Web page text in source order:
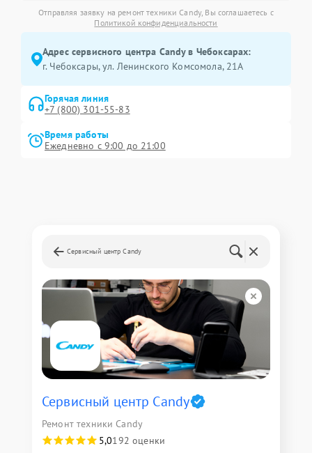
Отправляя заявку на ремонт техники Candy, Вы соглашаетесь с
Политикой конфиденциальности
Адрес сервисного центра Candy в Чебоксарах:
г. Чебоксары, ул. Ленинского Комсомола, 21А
Горячая линия
+7 (800) 301-55-83
Время работы
Ежедневно с 9:00 до 21:00
Сервисный центр Candy
Сервисный центр Candy
Ремонт техники Candy
5,0192 оценки